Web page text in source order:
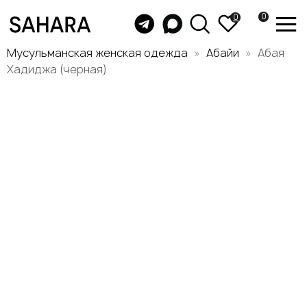
0
Мусульманская женская одежда Абайи
Абая
Хадиджа (черная)